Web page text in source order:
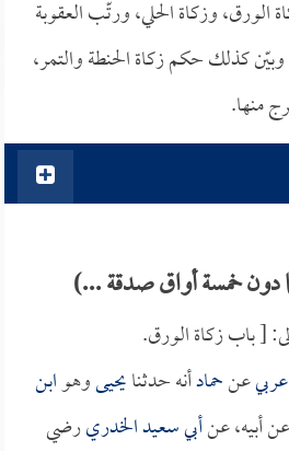
الورق، وزكاة الحلي، ورتّب العقوبة
وبيّن كذلك حكم زكاة الحنطة والتمر،
منها.
خمسة أواق صدقة ...)
[ باب زكاة الورق.
عنحمادأنه حدثنايحيىوهوابن
عن أبيه، عنأبي سعيد الخدريرضي